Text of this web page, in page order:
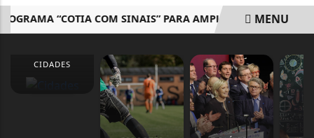
“COTIA COM SINAIS” PARA AMPLIAR ATENDIMENTO
MENU
CIDADES